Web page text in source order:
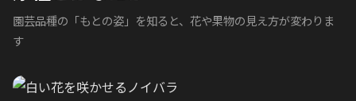
園芸品種の「もとの姿」を知ると、花や果物の見え方が変わりま
す